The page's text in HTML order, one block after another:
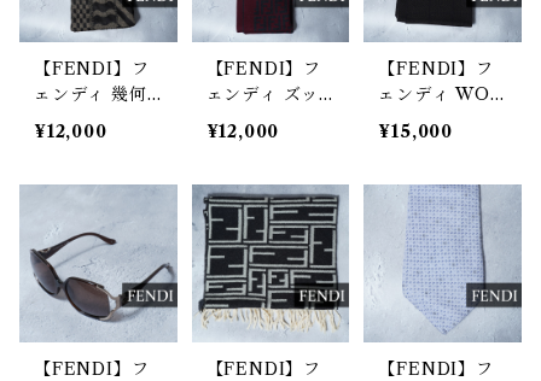
【FENDI】フ
ェンディ 幾何
学模様マフラー
brown
¥12,000
【FENDI】フ
ェンディ ズッ
カ柄ウールマフ
ラー bordeaux
¥12,000
【FENDI】フ
ェンディ WOO
L100%ズッカ
柄マフラー bla
¥15,000
【FENDI】フ
【FENDI】フ
【FENDI】フ